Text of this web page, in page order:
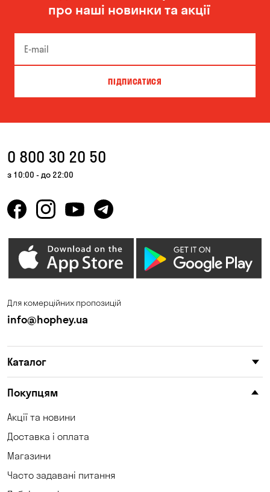
про наші новинки та акції
ПІДПИСАТИСЯ
0 800 30 20 50
з 10:00 - до 22:00
Для комерційних пропозицій
info@hophey.ua
Каталог
Покупцям
Акції та новини
Доставка і оплата
Магазини
Часто задавані питання